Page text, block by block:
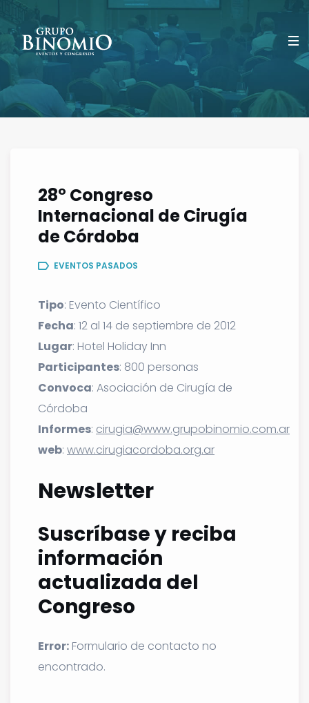
28° Congreso
Internacional de Cirugía
de Córdoba
EVENTOS PASADOS
Tipo: Evento Científico
Fecha: 12 al 14 de septiembre de 2012
Lugar: Hotel Holiday Inn
Participantes: 800 personas
Convoca: Asociación de Cirugía de
Córdoba
Informes: cirugia@www.grupobinomio.com.ar
web: www.cirugiacordoba.org.ar
Newsletter
Suscríbase y reciba
información
actualizada del
Congreso
Error: Formulario de contacto no
encontrado.